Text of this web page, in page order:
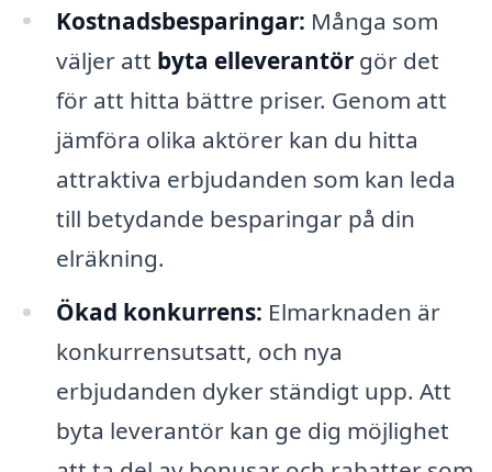
Kostnadsbesparingar: Många som
väljer att byta elleverantörgör det
för att hitta bättre priser. Genom att
jämföra olika aktörer kan du hitta
attraktiva erbjudanden som kan leda
till betydande besparingar på din
elräkning.
Ökad konkurrens: Elmarknaden är
konkurrensutsatt, och nya
erbjudanden dyker ständigt upp. Att
byta leverantör kan ge dig möjlighet